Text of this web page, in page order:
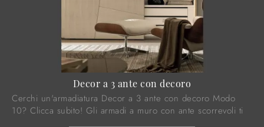
Decor a 3 ante con decoro
Cerchi un'armadiatura Decor a 3 ante con decoro Modo
10? Clicca subito! Gli armadi a muro con ante scorrevoli ti